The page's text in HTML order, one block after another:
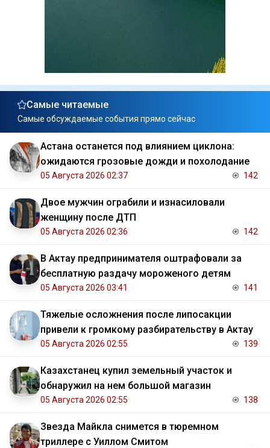
Самые читаемые
Самые обсуждаемые события прямо сейчас
Астана останется под влиянием циклона:
ожидаются грозовые дожди и похолодание
05 Августа 2026 02:37 142
Двое мужчин ограбили и изнасиловали
женщину после ДТП
05 Августа 2026 02:36 142
В Актау предпринимателя оштрафовали за
бесплатную раздачу мороженого детям
05 Августа 2026 03:41 141
Тяжелые осложнения после липосакции
привели к громкому разбирательству в Актау
05 Августа 2026 02:55 139
Казахстанец купил земельный участок и
обнаружил на нем большой магазин
05 Августа 2026 02:55 138
Звезда Майкла снимется в тюремном
триллере с Уиллом Смитом